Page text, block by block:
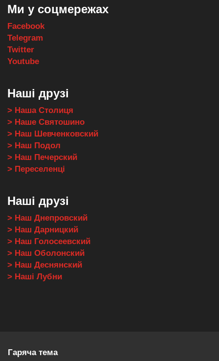
Ми у соцмережах
Facebook
Telegram
Twitter
Youtube
Наші друзі
> Наша Столиця
> Наше Святошино
> Наш Шевченковский
> Наш Подол
> Наш Печерский
> Переселенці
Наші друзі
> Наш Днепровский
> Наш Дарницкий
> Наш Голосеевский
> Наш Оболонский
> Наш Деснянский
> Наші Лубни
Гаряча тема